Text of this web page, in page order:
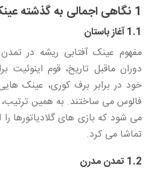
1 نگاهی اجمالی به گذشته عینک آفتابی
1.1 آغاز باستان
مفهوم عینک آفتابی ریشه در
دوران ماقبل تاریخ، قوم
خود در برابر برف کوری، عینک
فالوس می ساختند. به همین ترتیب،
می شود که بازی های گلادیاتورها
تماشا می کرد.
1.2 تمدن مدرن